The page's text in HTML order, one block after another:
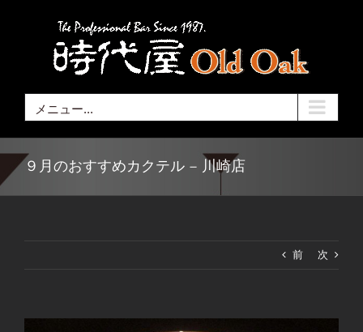
メニュー...
９月のおすすめカクテル – 川崎店
前 次